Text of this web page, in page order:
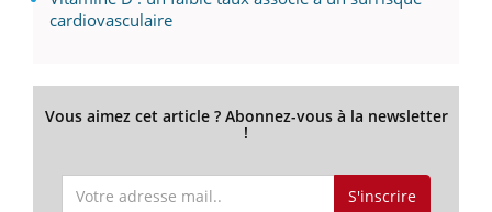
cardiovasculaire
Vous aimez cet article ? Abonnez-vous à la newsletter
!
S'inscrire